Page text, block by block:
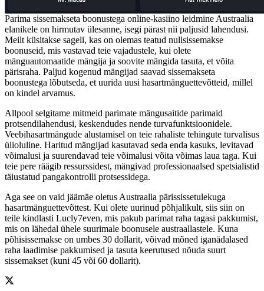
Parima sissemakseta boonustega online-kasiino leidmine Austraalia
elanikele on hirmutav ülesanne, isegi pärast nii paljusid lahendusi.
Meilt küsitakse sageli, kas on olemas teatud nullsissemakse
boonuseid, mis vastavad teie vajadustele, kui olete
mänguautomaatide mängija ja soovite mängida tasuta, et võita
pärisraha. Paljud kogenud mängijad saavad sissemakseta
boonustega lõbutseda, et uurida uusi hasartmänguettevõtteid, millel
on kindel arvamus.
Allpool selgitame mitmeid parimate mängusaitide parimaid
protsendilahendusi, keskendudes nende turvafunktsioonidele.
Veebihasartmängude alustamisel on teie rahaliste tehingute turvalisus
ülioluline. Haritud mängijad kasutavad seda enda kasuks, levitavad
võimalusi ja suurendavad teie võimalusi võita võimas laua taga. Kui
teie pere räägib ressurssidest, mängivad professionaalsed spetsialistid
täiustatud pangakontrolli protsessidega.
Aga see on vaid jäämäe oletus Austraalia pärississetulekuga
hasartmänguettevõttest. Kui olete uurinud põhjalikult, siis siin on
teile kindlasti Lucly7even, mis pakub parimat raha tagasi pakkumist,
mis on lähedal ühele suurimale boonusele austraallastele. Kuna
põhisissemakse on umbes 30 dollarit, võivad mõned iganädalased
raha laadimise pakkumised ja tasuta keerutused nõuda suurt
sissemakset (kuni 45 või 60 dollarit).